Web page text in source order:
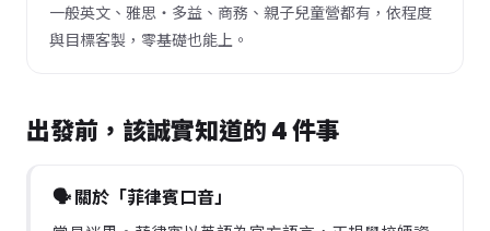
一般英文、雅思・多益、商務、親子兒童營都有，依程度
與目標客製，零基礎也能上。
出發前，該誠實知道的 4 件事
🗣️ 關於「菲律賓口音」